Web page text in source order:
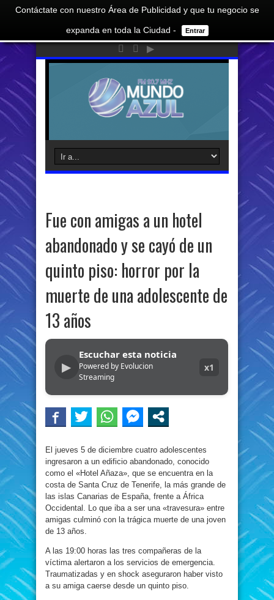
Contáctate con nuestro Área de Publicidad y que tu negocio se
expanda en toda la Ciudad - Entrar
Fue con amigas a un hotel
abandonado y se cayó de un
quinto piso: horror por la
muerte de una adolescente de
13 años
▶
Escuchar esta noticia
Powered by Evolucion
Streaming
x1
El jueves 5 de diciembre cuatro adolescentes
ingresaron a un edificio abandonado, conocido
como el «Hotel Añaza», que se encuentra en la
costa de Santa Cruz de Tenerife, la más grande de
las islas Canarias de España, frente a África
Occidental. Lo que iba a ser una «travesura» entre
amigas culminó con la trágica muerte de una joven
de 13 años.
A las 19:00 horas las tres compañeras de la
víctima alertaron a los servicios de emergencia.
Traumatizadas y en shock aseguraron haber visto
a su amiga caerse desde un quinto piso.